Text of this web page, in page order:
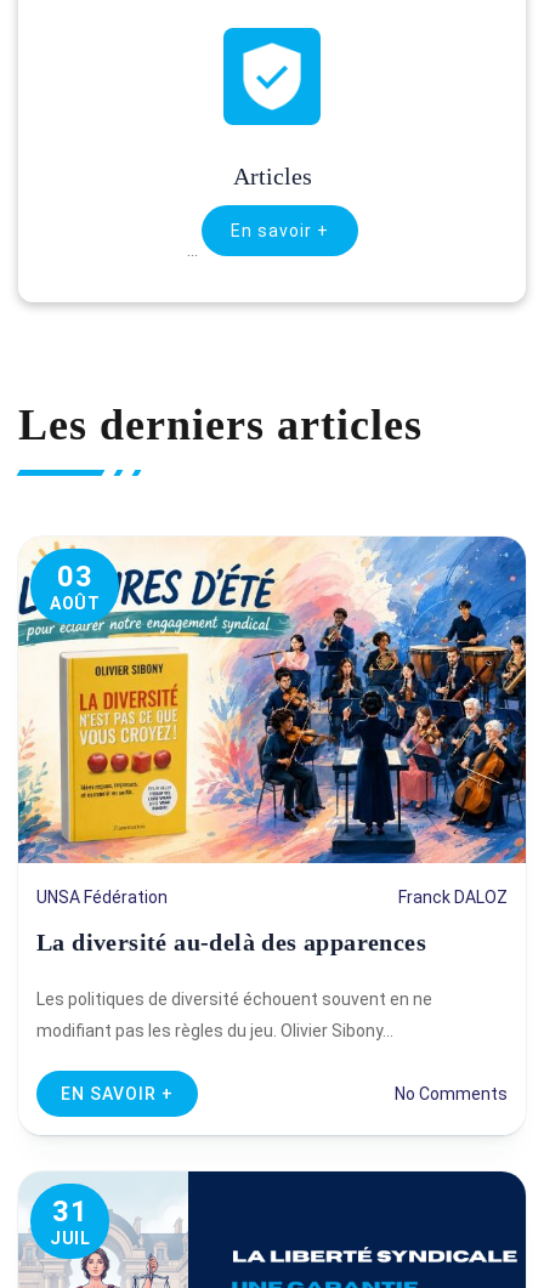
Articles
En savoir +
Les derniers articles
03
AOÛT
UNSA Fédération Franck DALOZ
La diversité au-delà des apparences
Les politiques de diversité échouent souvent en ne
modifiant pas les règles du jeu. Olivier Sibony…
EN SAVOIR + No Comments
31
JUIL